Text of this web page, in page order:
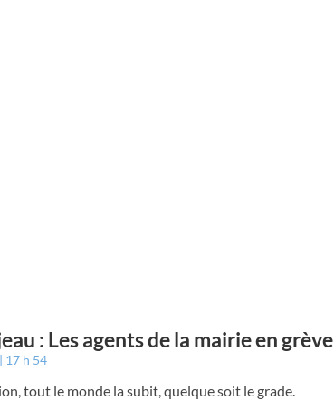
: Les agents de la mairie en grève
17 h 54
tout le monde la subit, quelque soit le grade.